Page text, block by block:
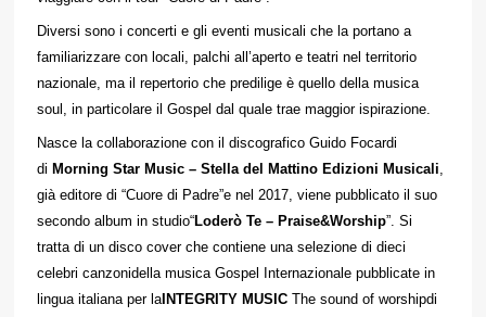
Diversi sono i concerti e gli eventi musicali che la portano a
familiarizzare con locali, palchi all’aperto e teatri nel territorio
nazionale, ma il repertorio che predilige è quello della musica
soul, in particolare il Gospel dal quale trae maggior ispirazione.
Nasce la collaborazione con il discografico Guido Focardi
di Morning Star Music – Stella del Mattino Edizioni Musicali,
già editore di “Cuore di Padre”e nel 2017, viene pubblicato il suo
secondo album in studio“Loderò Te – Praise&Worship”. Si
tratta di un disco cover che contiene una selezione di dieci
celebri canzonidella musica Gospel Internazionale pubblicate in
lingua italiana per laINTEGRITY MUSICThe sound of worshipdi